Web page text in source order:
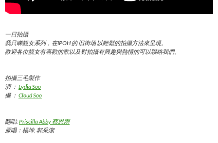
一日拍攝
我只睇靚女系列，在IPOH 的 旧街场 以輕鬆的拍攝方法來呈現。
歡迎各位靚女有喜歡的歌以及對拍攝有興趣與熱情的可以聯絡我們。
拍攝三毛製作
演 ： Lydia Soo
攝 ： Cloud Soo
翻唱:Priscilla Abby 蔡恩雨
原唱：楊坤, 郭采潔